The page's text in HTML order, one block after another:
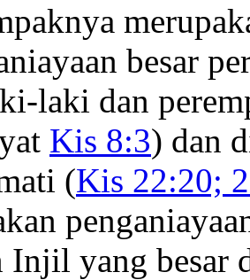
besar
laki dan
Kis 8:3) dan
(Kis 22:20;
Injil yang besar